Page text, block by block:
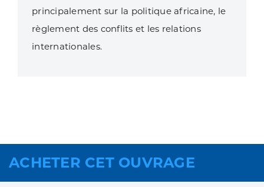
principalement sur la politique africaine, le
règlement des conflits et les relations
internationales.
ACHETER CET OUVRAGE